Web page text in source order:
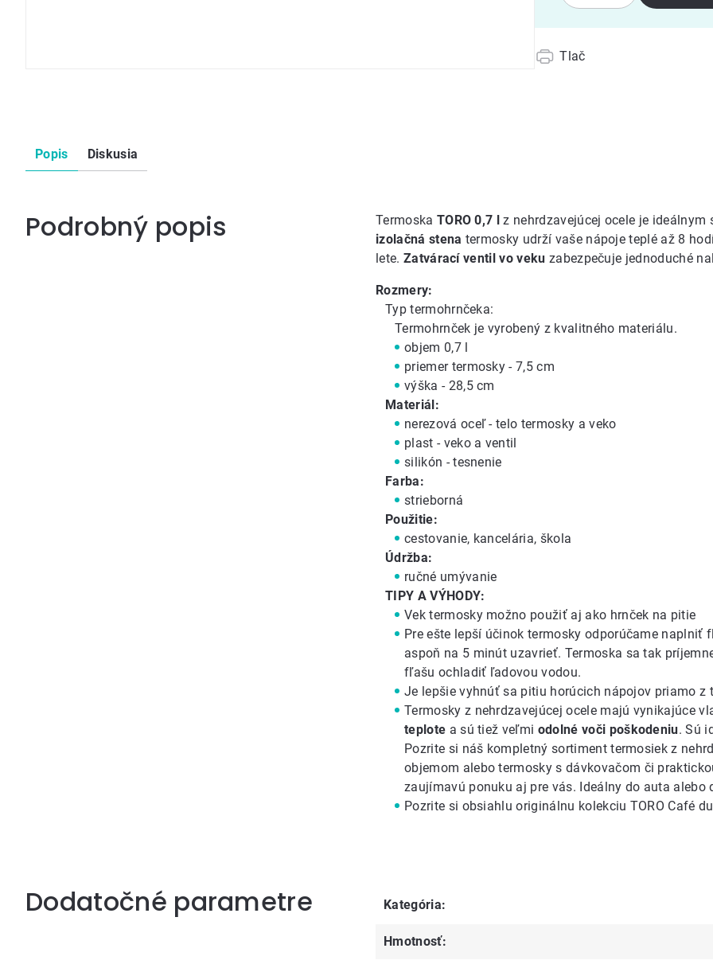
Tlač
Popis Diskusia
Podrobný popis Termoska TORO 0,7 l z nehrdzavejúcej ocele je
izolačná stena termosky udrží vaše nápoje teplé až 8
lete. Zatvárací ventil vo veku zabezpečuje jednoduché
Rozmery:
Typ termohrnčeka:
Termohrnček je vyrobený z kvalitného materiálu.
objem 0,7 l
priemer termosky - 7,5 cm
výška - 28,5 cm
Materiál:
nerezová oceľ - telo termosky a veko
plast - veko a ventil
silikón - tesnenie
Farba:
strieborná
Použitie:
cestovanie, kancelária, škola
Údržba:
ručné umývanie
TIPY A VÝHODY:
Vek termosky možno použiť aj ako hrnček na pitie
Pre ešte lepší účinok termosky odporúčame
aspoň na 5 minút uzavrieť. Termoska sa tak
fľašu ochladiť ľadovou vodou.
Je lepšie vyhnúť sa pitiu horúcich nápojov priamo z
Termosky z nehrdzavejúcej ocele majú vynikajúce
teplote a sú tiež veľmi odolné voči poškodeniu. Sú
Pozrite si náš kompletný sortimenttermosiek z
objemom alebo termosky s dávkovačom či
zaujímavú ponuku aj pre vás. Ideálny do auta alebo
Pozrite si obsiahlu originálnu kolekciu TORO Café
Dodatočné parametre Kategória:
Hmotnosť: